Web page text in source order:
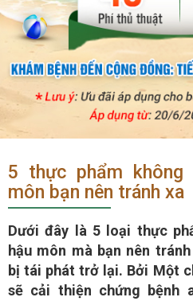
5 thực phẩm
môn bạn nên tránh xa
Dưới đây là 5 loại thực
hậu môn mà bạn nên
bị tái phát trở lại. Bởi Một
sẽ cải thiện chứng bệnh